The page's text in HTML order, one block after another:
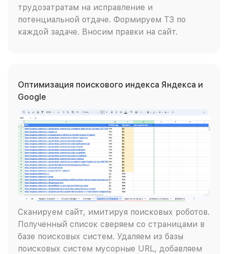
трудозатратам на исправление и
потенциальной отдаче. Формируем ТЗ по
каждой задаче. Вносим правки на сайт.
Оптимизация поискового индекса Яндекса и
Google
Сканируем сайт, имитируя поисковых роботов.
Полученный список сверяем со страницами в
базе поисковых систем. Удаляем из базы
поисковых систем мусорные URL, добавляем